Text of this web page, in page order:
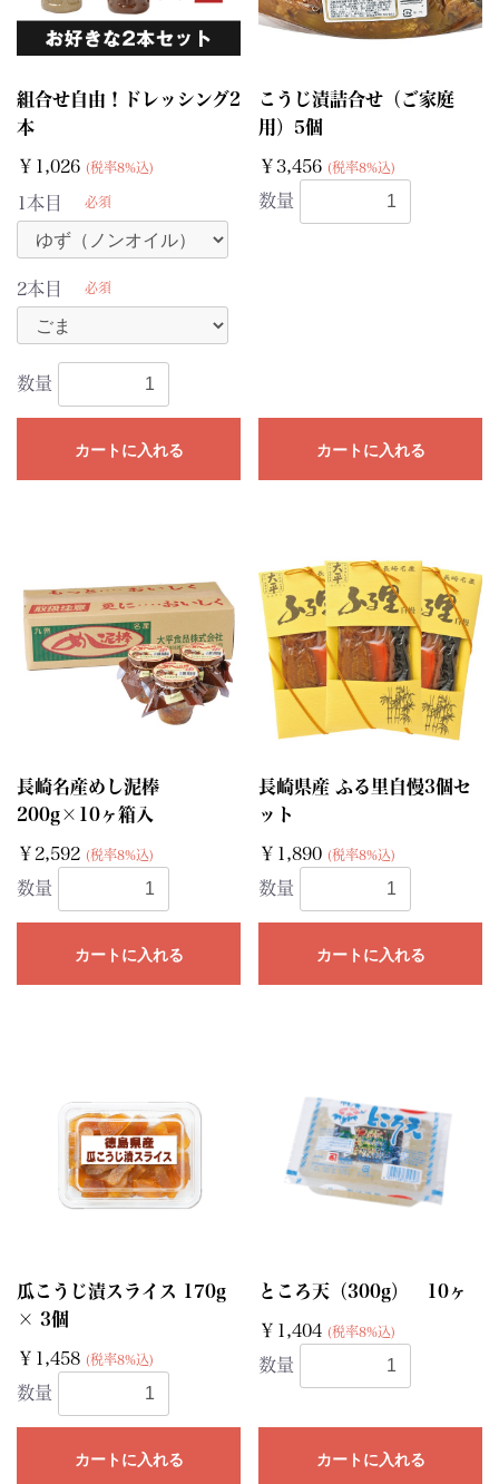
組合せ自由！ドレッシング2
本
￥1,026 (税率8%込)
1本目 必須
2本目 必須
数量
カートに入れる
こうじ漬詰合せ（ご家庭
用）5個
￥3,456 (税率8%込)
数量
カートに入れる
長崎名産めし泥棒
200g×10ヶ箱入
￥2,592 (税率8%込)
数量
カートに入れる
長崎県産 ふる里自慢3個セ
ット
￥1,890 (税率8%込)
数量
カートに入れる
瓜こうじ漬スライス 170g
× 3個
￥1,458 (税率8%込)
数量
カートに入れる
ところ天（300g） 10ヶ
￥1,404 (税率8%込)
数量
カートに入れる